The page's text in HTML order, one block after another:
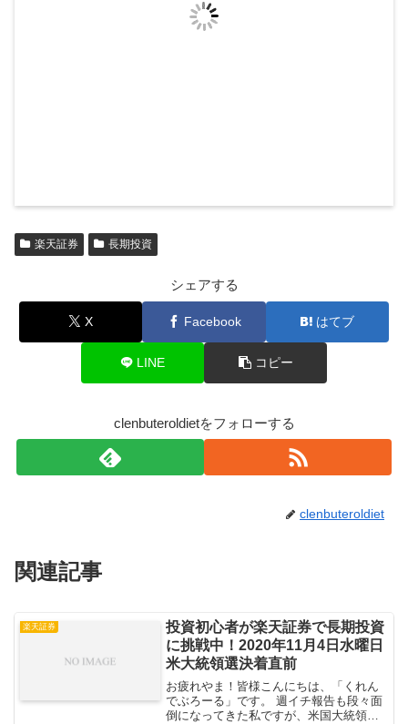
楽天証券 長期投資
シェアする
X Facebook はてブ
LINE コピー
clenbuteroldietをフォローする
clenbuteroldiet
関連記事
楽天証券
投資初心者が楽天証券で長期投資
に挑戦中！2020年11月4日水曜日
米大統領選決着直前
お疲れやま！皆様こんにちは、「くれん
でぶろーる」です。 週イチ報告も段々面
倒になってきた私ですが、米国大統領選